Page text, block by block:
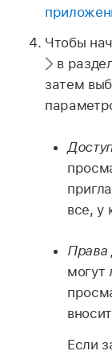
Чтобы
в
затем
все, у
Права
могут
Если